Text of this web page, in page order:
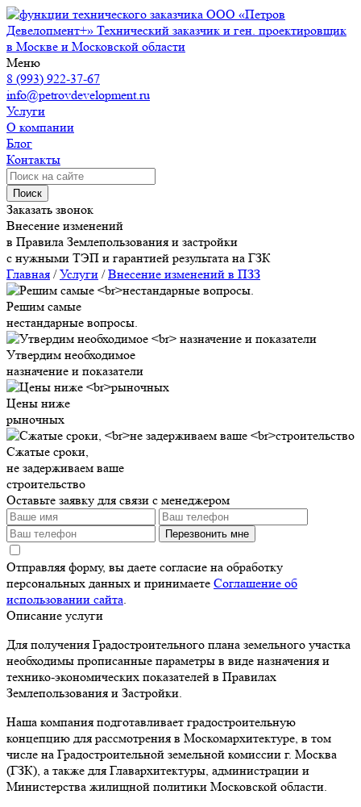
ООО «Петров
Девелопмент+» Технический заказчик и ген. проектировщик
в Москве и Московской области
Меню
8 (993) 922-37-67
info@petrovdevelopment.ru
Услуги
О компании
Блог
Контакты
Поиск
Заказать звонок
Внесение изменений
в Правила Землепользования и застройки
с нужными ТЭП и гарантией результата на ГЗК
Главная /Услуги /Внесение изменений в ПЗЗ
Решим самые
нестандарные вопросы.
Утвердим необходимое
назначение и показатели
Цены ниже
рыночных
Сжатые сроки,
не задерживаем ваше
строительство
Оставьте заявку для связи с менеджером
Перезвонить мне
Отправляя форму, вы даете согласие на обработку
персональных данных и принимаете Соглашение об
использовании сайта.
Описание услуги
Для получения Градостроительного плана земельного участка
необходимы прописанные параметры в виде назначения и
технико-экономических показателей в Правилах
Землепользования и Застройки.
Наша компания подготавливает градостроительную
концепцию для рассмотрения в Москомархитектуре, в том
числе на Градостроительной земельной комиссии г. Москва
(ГЗК), а также для Главархитектуры, администрации и
Министерства жилищной политики Московской области.